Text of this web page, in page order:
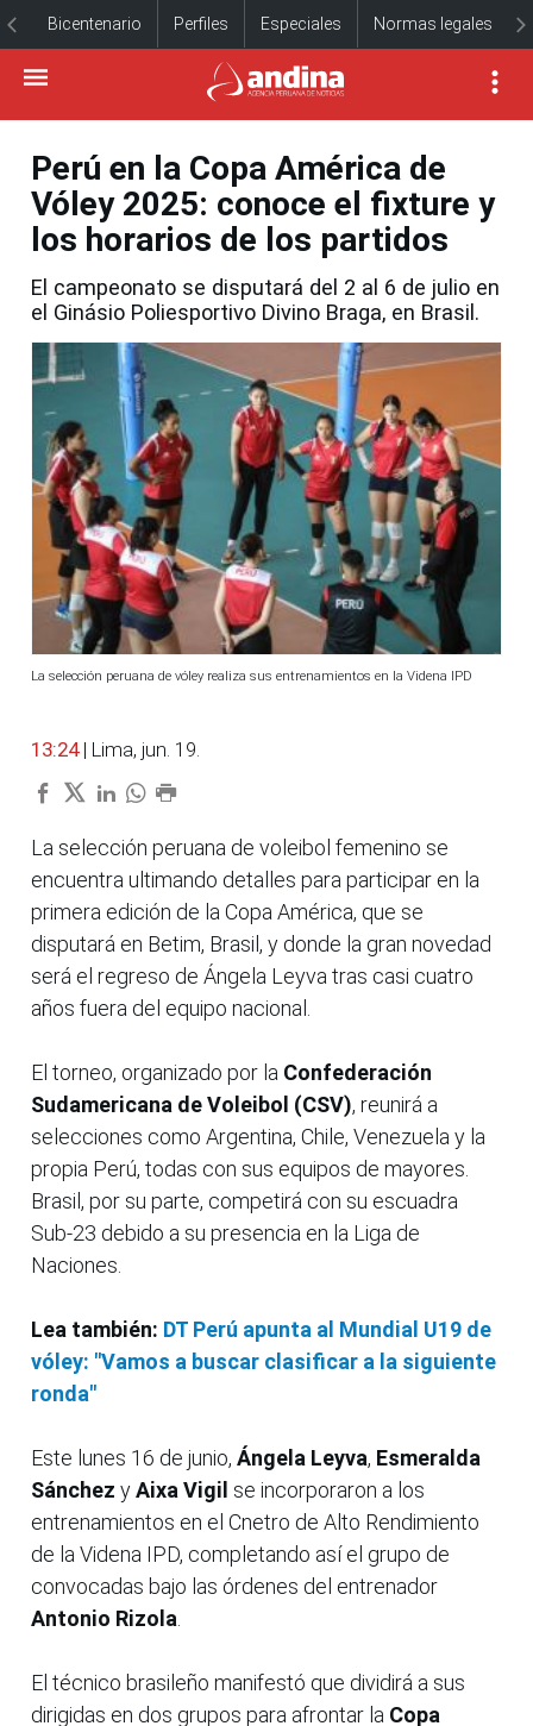
Bicentenario Perfiles Especiales Normas legales
Perú en la Copa América de
Vóley 2025: conoce el fixture y
los horarios de los partidos
El campeonato se disputará del 2 al 6 de julio en
el Ginásio Poliesportivo Divino Braga, en Brasil.
La selección peruana de vóley realiza sus entrenamientos en la Videna IPD
13:24 | Lima, jun. 19.
La selección peruana de voleibol femenino se
encuentra ultimando detalles para participar en la
primera edición de la Copa América, que se
disputará en Betim, Brasil, y donde la gran novedad
será el regreso de Ángela Leyva tras casi cuatro
años fuera del equipo nacional.
El torneo, organizado por la Confederación
Sudamericana de Voleibol (CSV), reunirá a
selecciones como Argentina, Chile, Venezuela y la
propia Perú, todas con sus equipos de mayores.
Brasil, por su parte, competirá con su escuadra
Sub-23 debido a su presencia en la Liga de
Naciones.
Lea también: DT Perú apunta al Mundial U19 de
vóley: "Vamos a buscar clasificar a la siguiente
ronda"
Este lunes 16 de junio, Ángela Leyva, Esmeralda
Sánchez yAixa Vigil se incorporaron a los
entrenamientos en el Cnetro de Alto Rendimiento
de la Videna IPD, completando así el grupo de
convocadas bajo las órdenes del entrenador
Antonio Rizola
El técnico brasileño manifestó que dividirá a sus
dirigidas en dos grupos para afrontar la Copa